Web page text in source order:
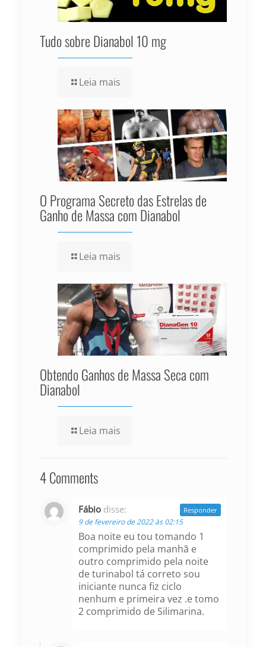
Tudo sobre Dianabol 10 mg
Leia mais
O Programa Secreto das Estrelas de
Ganho de Massa com Dianabol
Leia mais
Obtendo Ganhos de Massa Seca com
Dianabol
Leia mais
4 Comments
Fábio disse:
9 de fevereiro de 2022 às 02:15
Boa noite eu tou tomando 1
comprimido pela manhã e
outro comprimido pela noite
de turinabol tá correto sou
iniciante nunca fiz ciclo
nenhum e primeira vez .e tomo
2 comprimido de Silimarina.
Responder